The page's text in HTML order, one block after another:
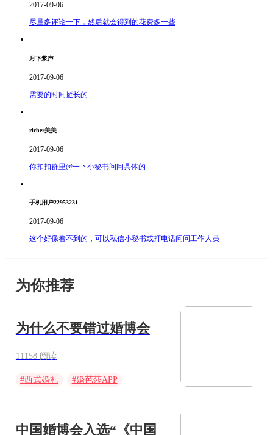
2017-09-06
尽量多评论一下，然后就会得到的花费多一些
月下浆声
2017-09-06
需要的时间挺长的
richer美美
2017-09-06
你扣扣群里@一下小秘书问问具体的
手机用户22953231
2017-09-06
这个好像看不到的，可以私信小秘书或打电话问问工作人员
为你推荐
为什么不要错过婚博会
11158 阅读
#西式婚礼 #婚芭莎APP
中国婚博会入选“《中国